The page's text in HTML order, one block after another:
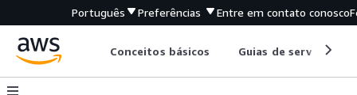
Português Preferências Entre em contato conosco
Conceitos básicos Guias de serviço